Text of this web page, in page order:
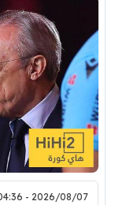
2026/08/07 - 04:36